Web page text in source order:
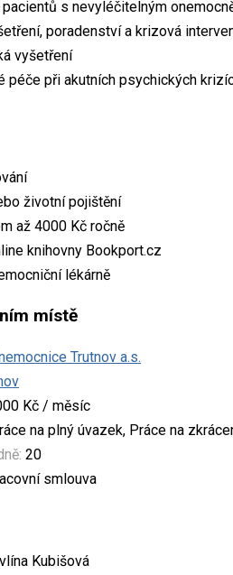
s nevyléčitelným
poradenství a krizová
vyšetření
péče při akutních psychických
životní pojištění
až 4000 Kč ročně
knihovny Bookport.cz
lékárně
místě
Trutnov a.s.
Kč / měsíc
na plný úvazek, Práce na
20
smlouva
Kubišová